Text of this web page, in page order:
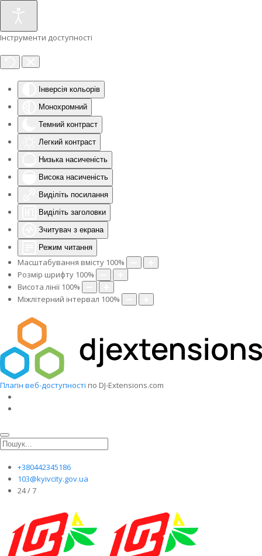
Інструменти доступності
Інверсія кольорів
Монохромний
Темний контраст
Легкий контраст
Низька насиченість
Висока насиченість
Виділіть посилання
Виділіть заголовки
Зчитувач з екрана
Режим читання
Масштабування вмісту 100%
Розмір шрифту 100%
Висота лінії 100%
Міжлітерний інтервал 100%
Плагін веб-доступності по DJ-Extensions.com
+380442345186
103@kyivcity.gov.ua
24 / 7